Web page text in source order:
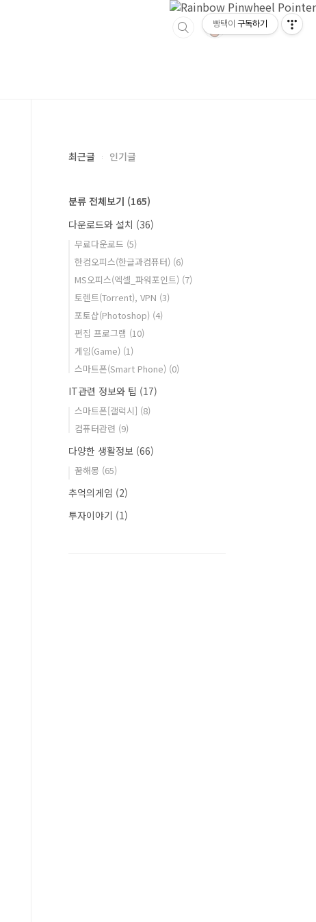
최근글 인기글
분류 전체보기 (165)
다운로드와 설치 (36)
무료다운로드 (5)
한컴오피스(한글과컴퓨터) (6)
MS오피스(엑셀_파워포인트) (7)
토렌트(Torrent), VPN (3)
포토샵(Photoshop) (4)
편집 프로그램 (10)
게임(Game) (1)
스마트폰(Smart Phone) (0)
IT관련 정보와 팁 (17)
스마트폰[갤럭시] (8)
컴퓨터관련 (9)
다양한 생활정보 (66)
꿈해몽 (65)
추억의게임 (2)
투자이야기 (1)
빵택이 구독하기